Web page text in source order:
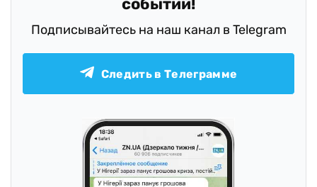
событий!
Подписывайтесь на наш канал в Telegram
Следить в Телеграмме